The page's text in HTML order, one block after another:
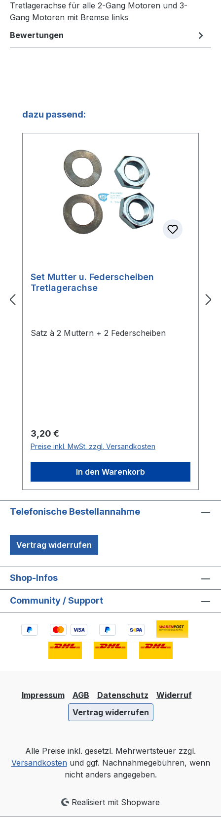
Tretlagerachse für alle 2-Gang Motoren und 3-
Gang Motoren mit Bremse links
Bewertungen
Produktgalerie überspringen
dazu passend:
Set Mutter u. Federscheiben
Tretlagerachse
Satz à 2 Muttern + 2 Federscheiben
Regulärer Preis:
3,20 €
Preise inkl. MwSt. zzgl. Versandkosten
In den Warenkorb
Telefonische Bestellannahme
Vertrag widerrufen
Shop-Infos
Community / Support
Impressum AGB Datenschutz
Widerruf
Vertrag widerrufen
Alle Preise inkl. gesetzl. Mehrwertsteuer zzgl.
Versandkostenund ggf. Nachnahmegebühren, wenn
nicht anders angegeben.
Realisiert mit Shopware